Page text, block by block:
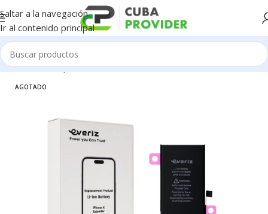
Saltar a la navegación
Ir al contenido principal
Inicio/Piezas para Celulares/iPhone/Baterias
AGOTADO